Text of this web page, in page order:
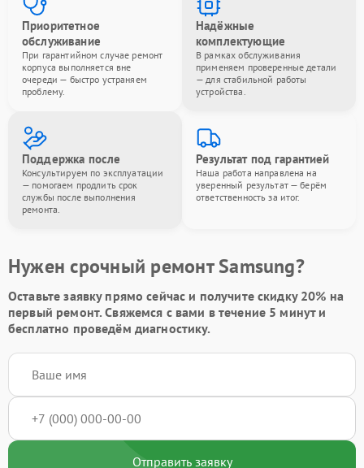
Приоритетное
обслуживание
При гарантийном случае ремонт
корпуса выполняется вне
очереди — быстро устраняем
проблему.
Надёжные
комплектующие
В рамках обслуживания
применяем проверенные детали
— для стабильной работы
устройства.
Поддержка после
Консультируем по эксплуатации
— помогаем продлить срок
службы после выполнения
ремонта.
Результат под гарантией
Наша работа направлена на
уверенный результат — берём
ответственность за итог.
Нужен срочный ремонт Samsung?
Оставьте заявкупрямо сейчас и получите скидку 20% на
первый ремонт. Свяжемся с вами в течение 5 минут и
бесплатно проведём диагностику.
Отправить заявку